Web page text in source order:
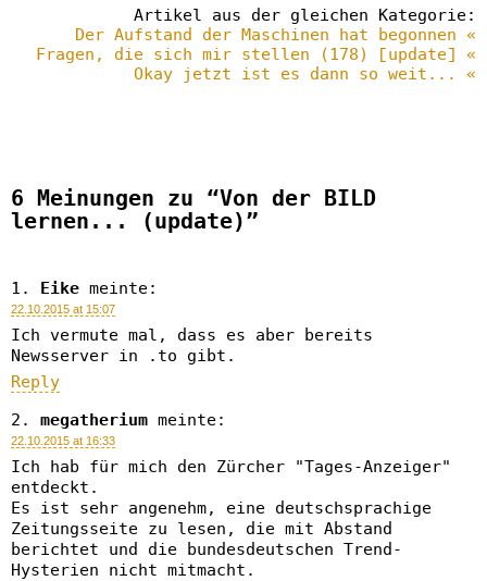
Artikel aus der gleichen Kategorie:
Der Aufstand der Maschinen hat begonnen «
Fragen, die sich mir stellen (178) [update] «
Okay jetzt ist es dann so weit... «
6 Meinungen zu “Von der BILD
lernen... (update)”
Eike meinte:
22.10.2015 at 15:07
Ich vermute mal, dass es aber bereits
Newsserver in .to gibt.
Reply
megatherium meinte:
22.10.2015 at 16:33
Ich hab für mich den Zürcher "Tages-Anzeiger"
entdeckt.
Es ist sehr angenehm, eine deutschsprachige
Zeitungsseite zu lesen, die mit Abstand
berichtet und die bundesdeutschen Trend-
Hysterien nicht mitmacht.